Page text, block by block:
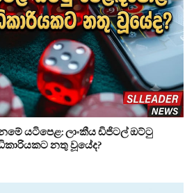
යටිපෙළ: ලාංකීය ඩිජිටල් ඔට්ටු
නතු වූයේද?